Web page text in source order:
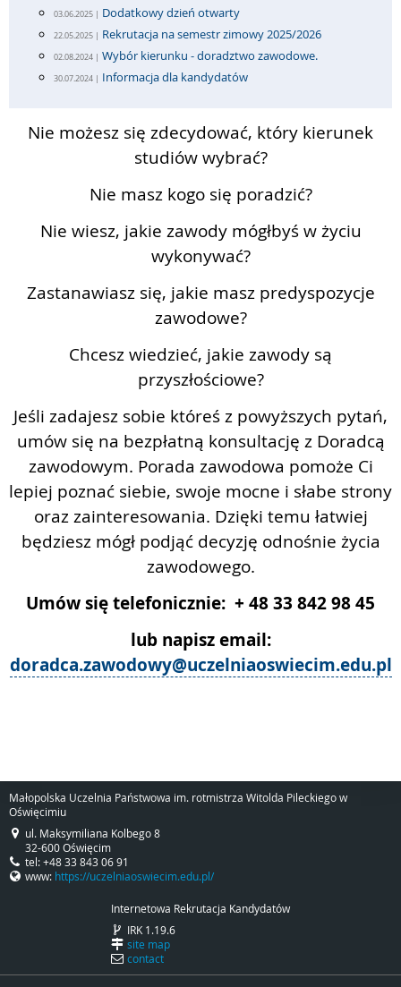
03.06.2025 | Dodatkowy dzień otwarty
22.05.2025 | Rekrutacja na semestr zimowy 2025/2026
02.08.2024 | Wybór kierunku - doradztwo zawodowe.
30.07.2024 | Informacja dla kandydatów
Nie możesz się zdecydować, który kierunek
studiów wybrać?
Nie masz kogo się poradzić?
Nie wiesz, jakie zawody mógłbyś w życiu
wykonywać?
Zastanawiasz się, jakie masz predyspozycje
zawodowe?
Chcesz wiedzieć, jakie zawody są
przyszłościowe?
Jeśli zadajesz sobie któreś z powyższych pytań,
umów się na bezpłatną konsultację z Doradcą
zawodowym. Porada zawodowa pomoże Ci
lepiej poznać siebie, swoje mocne i słabe strony
oraz zainteresowania. Dzięki temu łatwiej
będziesz mógł podjąć decyzję odnośnie życia
zawodowego.
Umów się telefonicznie: + 48 33 842 98 45
lub napisz email:
doradca.zawodowy@uczelniaoswiecim.edu.pl
Małopolska Uczelnia Państwowa im. rotmistrza Witolda Pileckiego w
Oświęcimiu
ul. Maksymiliana Kolbego 8
32-600 Oświęcim
tel: +48 33 843 06 91
www: https://uczelniaoswiecim.edu.pl/
Internetowa Rekrutacja Kandydatów
IRK 1.19.6
site map
contact